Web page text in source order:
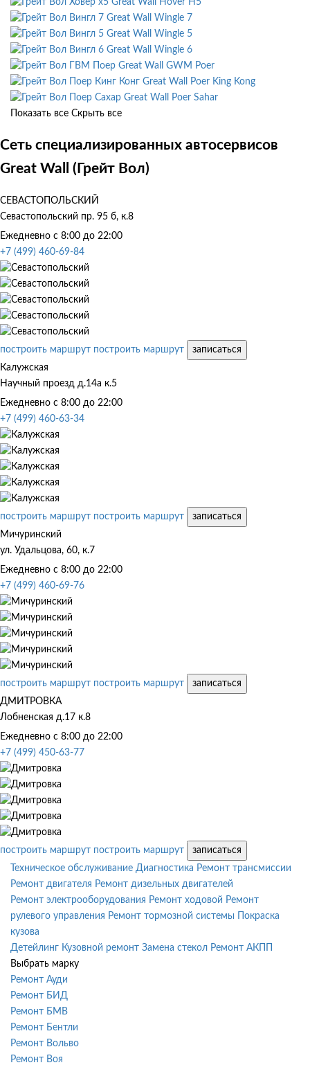
Great Wall Hover H5
Great Wall Wingle 7
Great Wall Wingle 5
Great Wall Wingle 6
Great Wall GWM Poer
Great Wall Poer King Kong
Great Wall Poer Sahar
Показать все Скрыть все
Сеть специализированных автосервисов
Great Wall (Грейт Вол)
СЕВАСТОПОЛЬСКИЙ
Севастопольский пр. 95 б, к.8
Ежедневно с 8:00 до 22:00
+7 (499) 460-69-84
построить маршрут построить маршрут
записаться
Калужская
Научный проезд д.14а к.5
Ежедневно с 8:00 до 22:00
+7 (499) 460-63-34
построить маршрут построить маршрут
записаться
Мичуринский
ул. Удальцова, 60, к.7
Ежедневно с 8:00 до 22:00
+7 (499) 460-69-76
построить маршрут построить маршрут
записаться
ДМИТРОВКА
Лобненская д.17 к.8
Ежедневно с 8:00 до 22:00
+7 (499) 450-63-77
построить маршрут построить маршрут
записаться
Техническое обслуживание Диагностика Ремонт трансмиссии
Ремонт двигателя Ремонт дизельных двигателей
Ремонт электрооборудования Ремонт ходовой Ремонт
рулевого управления Ремонт тормозной системы
Покраска
кузова
Детейлинг Кузовной ремонт Замена стекол Ремонт АКПП
Выбрать марку
Ремонт Ауди
Ремонт БИД
Ремонт БМВ
Ремонт Бентли
Ремонт Вольво
Ремонт Воя